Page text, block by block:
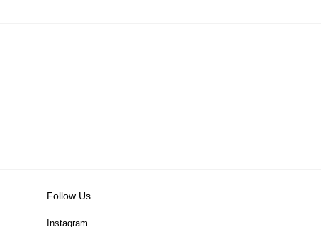
Follow Us
Instagram